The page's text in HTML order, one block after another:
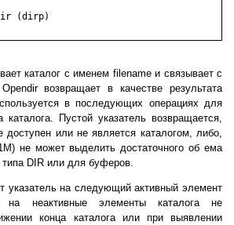
каталог с именем filename и связывает с
возвращает в качестве результата
в последующих операциях для
каталога. Пустой указатель возвращается,
или не является каталогом, либо,
не может выделить достаточного об ема
DIR или для буферов.
указатель на следующий активный элемент
на неактивные элементы каталога не
конца каталога или при выявлении